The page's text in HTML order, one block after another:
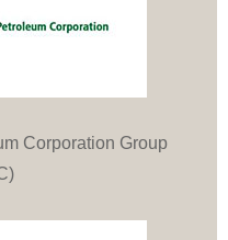
Corporation Group